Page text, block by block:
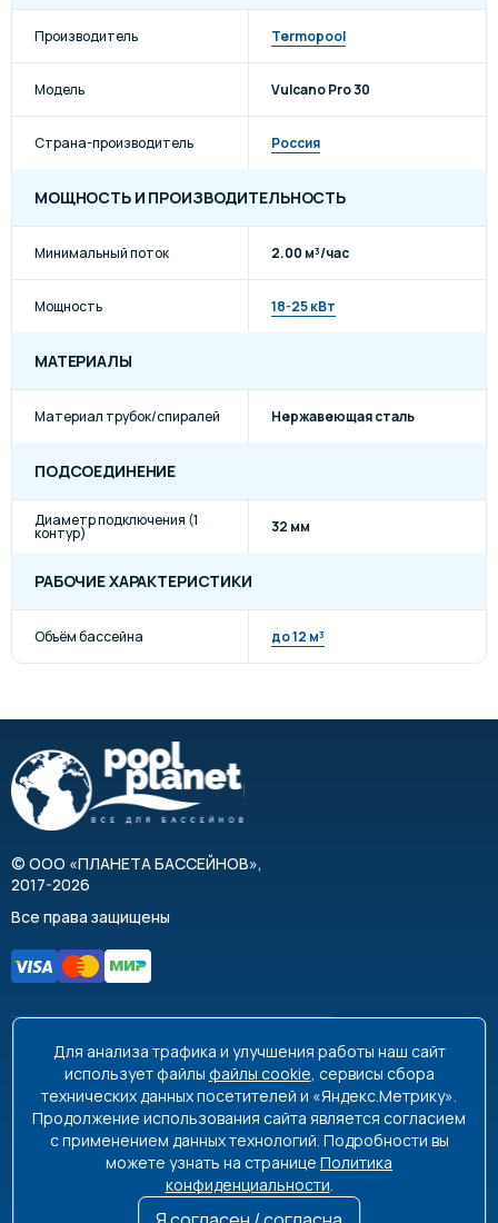
Производитель Termopool
Модель Vulcano Pro 30
Страна-производитель Россия
МОЩНОСТЬ И ПРОИЗВОДИТЕЛЬНОСТЬ
Минимальный поток 2.00 м³/час
Мощность 18-25 кВт
МАТЕРИАЛЫ
Материал трубок/спиралей Нержавеющая сталь
ПОДСОЕДИНЕНИЕ
Диаметр подключения (1
контур) 32 мм
РАБОЧИЕ ХАРАКТЕРИСТИКИ
Объём бассейна до 12 м³
© ООО «ПЛАНЕТА БАССЕЙНОВ»,
2017-2026
Все права защищены
8 495 663-99-48
8 800 350-99-08
info@poolplanet.ru
г. Москва, проспект Мира, д. 61
Пн-Пт 9:00-18:00 Сб-Вс выходной
Для анализа трафика и улучшения работы наш сайт
использует файлы файлы cookie, сервисы сбора
технических данных посетителей и «Яндекс.Метрику».
Продолжение использования сайта является согласием
с применением данных технологий. Подробности вы
можете узнать на странице Политика
конфиденциальности.